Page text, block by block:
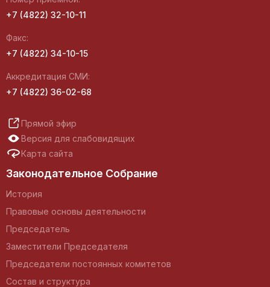
+7 (4822) 32-10-11
Факс:
+7 (4822) 34-10-15
Аккредитация СМИ:
+7 (4822) 36-02-68
Прямой эфир
Версия для слабовидящих
Карта сайта
Законодательное Собрание
История
Правовые основы деятельности
Председатель
Заместители Председателя
Председатели постоянных комитетов
Состав и структура